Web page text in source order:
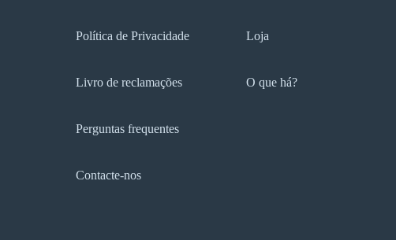
Política de Privacidade
Livro de reclamações
Perguntas frequentes
Contacte-nos
Loja
O que há?